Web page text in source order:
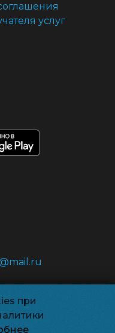
при
услуг
культуры «Центр кино